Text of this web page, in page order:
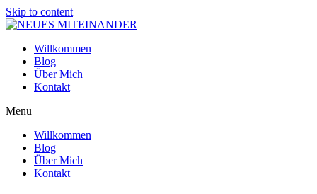
Skip to content
Willkommen
Blog
Über Mich
Kontakt
Menu
Willkommen
Blog
Über Mich
Kontakt